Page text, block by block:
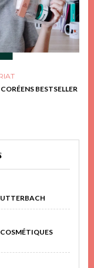
BESTSELLER